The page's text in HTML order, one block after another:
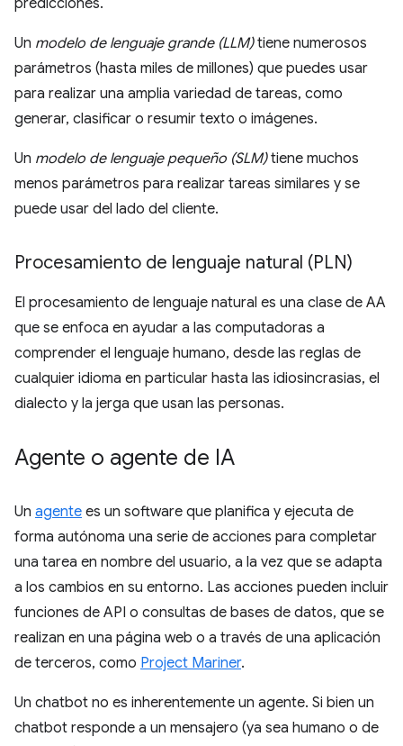
Un modelo de lenguaje grande (LLM)tiene numerosos
parámetros (hasta miles de millones) que puedes usar
para realizar una amplia variedad de tareas, como
generar, clasificar o resumir texto o imágenes.
Un modelo de lenguaje pequeño (SLM)tiene muchos
menos parámetros para realizar tareas similares y se
puede usar del lado del cliente.
Procesamiento de lenguaje natural (PLN)
El procesamiento de lenguaje natural es una clase de AA
que se enfoca en ayudar a las computadoras a
comprender el lenguaje humano, desde las reglas de
cualquier idioma en particular hasta las idiosincrasias, el
dialecto y la jerga que usan las personas.
Agente o agente de IA
Un agente es un software que planifica y ejecuta de
forma autónoma una serie de acciones para completar
una tarea en nombre del usuario, a la vez que se adapta
a los cambios en su entorno. Las acciones pueden incluir
funciones de API o consultas de bases de datos, que se
realizan en una página web o a través de una aplicación
de terceros, como Project Mariner.
Un chatbot no es inherentemente un agente. Si bien un
chatbot responde a un mensajero (ya sea humano o de